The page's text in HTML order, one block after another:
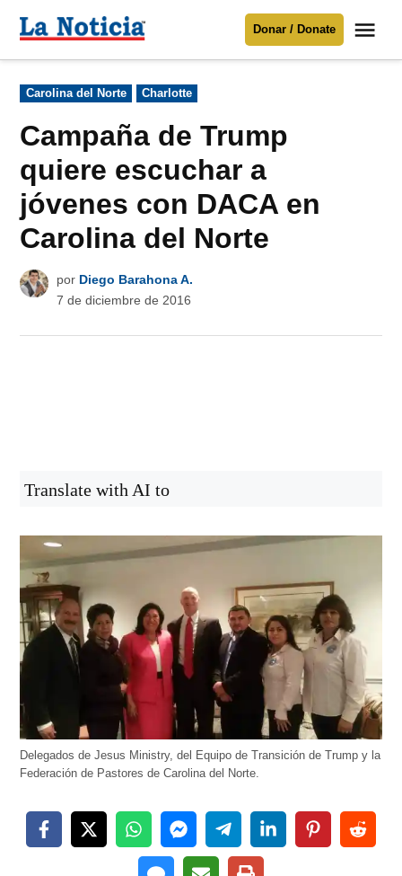
Para mantenerte informado necesitamos
Donar
contenido
Noticia
Donar / Donate
Publicado
en
Carolina del Norte Charlotte
Campaña de Trump
quiere escuchar a
jóvenes con DACA en
Carolina del Norte
por Diego Barahona A.
7 de diciembre de 2016
Translate with AI to
Delegados de Jesus Ministry, del Equipo de Transición de Trump y la
Federación de Pastores de Carolina del Norte.